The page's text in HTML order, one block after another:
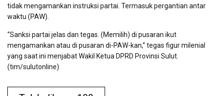
tidak mengamankan instruksi partai. Termasuk pergantian antar
waktu (PAW).
“Sanksi partai jelas dan tegas. (Memilih) di pusaran ikut
mengamankan atau di pusaran di-PAW-kan,” tegas figur milenial
yang saat ini menjabat Wakil Ketua DPRD Provinsi Sulut.
(tim/sulutonline)